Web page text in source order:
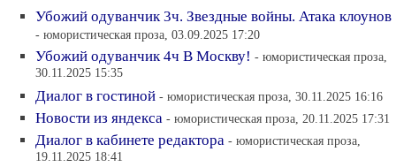
Убожий одуванчик 3ч. Звездные войны. Атака клоунов
- юмористическая проза, 03.09.2025 17:20
Убожий одуванчик 4ч В Москву! - юмористическая проза,
30.11.2025 15:35
Диалог в гостиной - юмористическая проза, 30.11.2025 16:16
Новости из яндекса - юмористическая проза, 20.11.2025 17:31
Диалог в кабинете редактора - юмористическая проза,
19.11.2025 18:41